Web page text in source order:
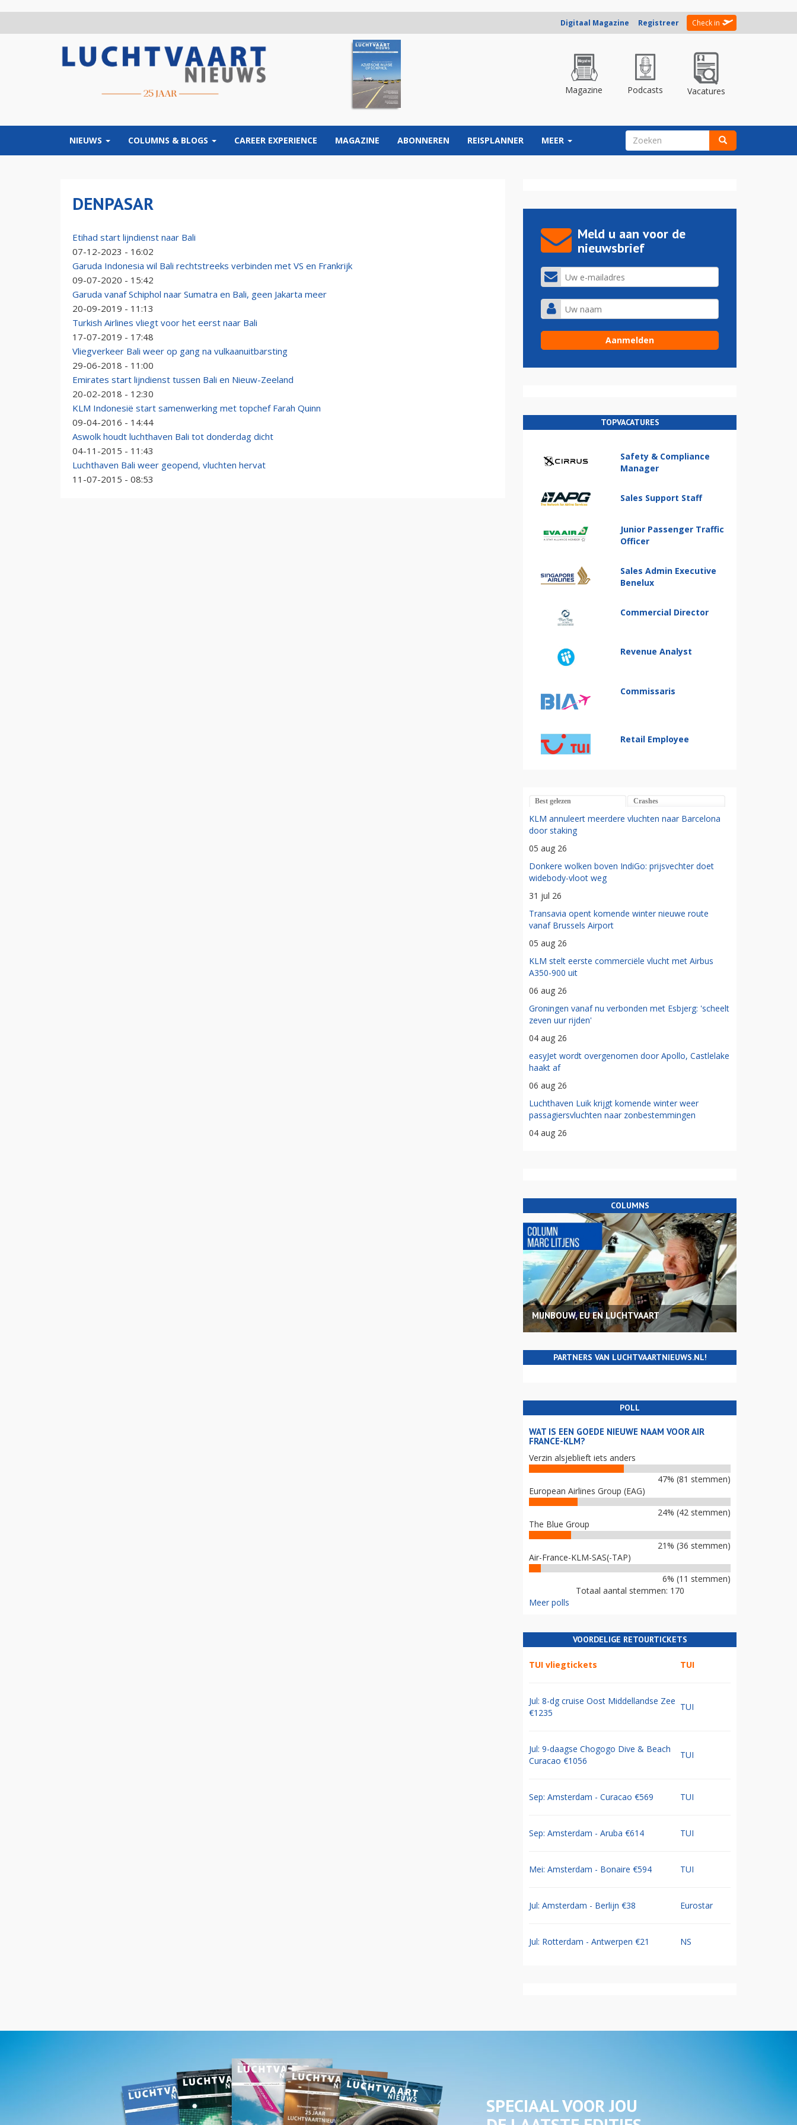
Digitaal Magazine Registreer Check in
Magazine Podcasts Vacatures
NIEUWS COLUMNS & BLOGS CAREER EXPERIENCE MAGAZINE ABONNEREN REISPLANNER MEER ZOEKVELD
DENPASAR
Etihad start lijndienst naar Bali
07-12-2023 - 16:02
Garuda Indonesia wil Bali rechtstreeks verbinden met VS en Frankrijk
09-07-2020 - 15:42
Garuda vanaf Schiphol naar Sumatra en Bali, geen Jakarta meer
20-09-2019 - 11:13
Turkish Airlines vliegt voor het eerst naar Bali
17-07-2019 - 17:48
Vliegverkeer Bali weer op gang na vulkaanuitbarsting
29-06-2018 - 11:00
Emirates start lijndienst tussen Bali en Nieuw-Zeeland
20-02-2018 - 12:30
KLM Indonesië start samenwerking met topchef Farah Quinn
09-04-2016 - 14:44
Aswolk houdt luchthaven Bali tot donderdag dicht
04-11-2015 - 11:43
Luchthaven Bali weer geopend, vluchten hervat
11-07-2015 - 08:53
Meld u aan voor de
nieuwsbrief
TOPVACATURES
Safety & Compliance
Manager
Sales Support Staff
Junior Passenger Traffic
Officer
Sales Admin Executive
Benelux
Commercial Director
Revenue Analyst
Commissaris
Retail Employee
Best gelezen Crashes
KLM annuleert meerdere vluchten naar Barcelona
door staking
05 aug 26
Donkere wolken boven IndiGo: prijsvechter doet
widebody-vloot weg
31 jul 26
Transavia opent komende winter nieuwe route
vanaf Brussels Airport
05 aug 26
KLM stelt eerste commerciële vlucht met Airbus
A350-900 uit
06 aug 26
Groningen vanaf nu verbonden met Esbjerg: 'scheelt
zeven uur rijden'
04 aug 26
easyJet wordt overgenomen door Apollo, Castlelake
haakt af
06 aug 26
Luchthaven Luik krijgt komende winter weer
passagiersvluchten naar zonbestemmingen
04 aug 26
COLUMNS
MIJNBOUW, EU EN LUCHTVAART
PARTNERS VAN LUCHTVAARTNIEUWS.NL!
POLL
WAT IS EEN GOEDE NIEUWE NAAM VOOR AIR
FRANCE-KLM?
Verzin alsjeblieft iets anders
47% (81 stemmen)
European Airlines Group (EAG)
24% (42 stemmen)
The Blue Group
21% (36 stemmen)
Air-France-KLM-SAS(-TAP)
6% (11 stemmen)
Totaal aantal stemmen: 170
Meer polls
VOORDELIGE RETOURTICKETS
TUI vliegtickets TUI
Jul: 8-dg cruise Oost Middellandse Zee
€1235
TUI
Jul: 9-daagse Chogogo Dive & Beach
Curacao €1056
TUI
Sep: Amsterdam - Curacao €569 TUI
Sep: Amsterdam - Aruba €614 TUI
Mei: Amsterdam - Bonaire €594 TUI
Jul: Amsterdam - Berlijn €38 Eurostar
Jul: Rotterdam - Antwerpen €21 NS
SPECIAAL VOOR JOU